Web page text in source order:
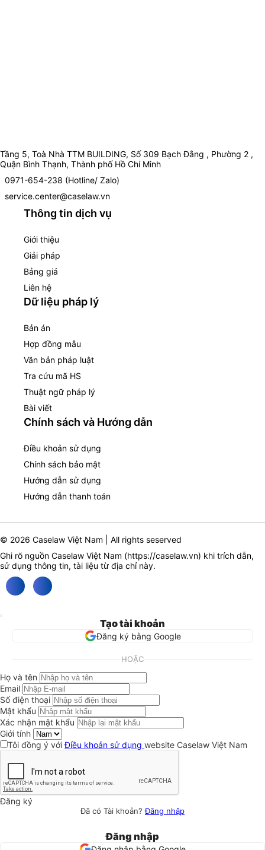
Tầng 5, Toà Nhà TTM BUILDING, Số 309 Bạch Đằng , Phường 2 ,
Quận Bình Thạnh, Thành phố Hồ Chí Minh
0971-654-238 (Hotline/ Zalo)
service.center@caselaw.vn
Thông tin dịch vụ
Giới thiệu
Giải pháp
Bảng giá
Liên hệ
Dữ liệu pháp lý
Bản án
Hợp đồng mẫu
Văn bản pháp luật
Tra cứu mã HS
Thuật ngữ pháp lý
Bài viết
Chính sách và Hướng dẫn
Điều khoản sử dụng
Chính sách bảo mật
Hướng dẫn sử dụng
Hướng dẫn thanh toán
© 2026 Caselaw Việt Nam | All rights seserved
Ghi rõ nguồn Caselaw Việt Nam (https://caselaw.vn) khi trích dẫn,
sử dụng thông tin, tài liệu từ địa chỉ này.
Tạo tài khoản
Đăng ký bằng Google
HOẶC
Họ và tên
Email
Số điện thoại
Mật khẩu
Xác nhận mật khẩu
Giới tính
Tôi đồng ý vớiĐiều khoản sử dụng website Caselaw Việt Nam
Đăng ký
Đã có Tài khoản?Đăng nhập
Đăng nhập